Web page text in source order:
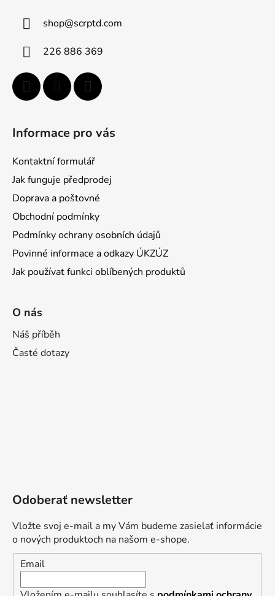
shop@scrptd.com
226 886 369
Informace pro vás
Kontaktní formulář
Jak funguje předprodej
Doprava a poštovné
Obchodní podmínky
Podmínky ochrany osobních údajů
Povinné informace a odkazy ÚKZÚZ
Jak používat funkci oblíbených produktů
O nás
Náš příběh
Časté dotazy
Odoberať newsletter
Vložte svoj e-mail a my Vám budeme zasielať informácie
o nových produktoch na našom e-shope.
Email